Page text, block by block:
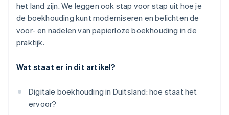
het land zijn. We leggen ook stap voor stap uit hoe je
de boekhouding kunt moderniseren en belichten de
voor- en nadelen van papierloze boekhouding in de
praktijk.
Wat staat er in dit artikel?
Digitale boekhouding in Duitsland: hoe staat het
ervoor?